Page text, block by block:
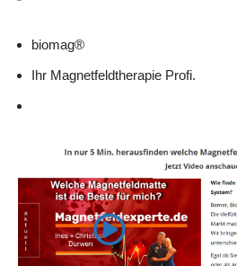
biomag®
Ihr Magnetfeldtherapie Profi.